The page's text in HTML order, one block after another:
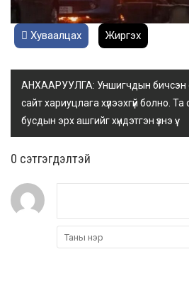
Хуваалцах Жиргэх
АНХААРУУЛГА: Уншигчдын бичсэн
сайт хариуцлага хүлээхгүй болно.
бусдын эрх ашгийг хүндэтгэн үзнэ үү.
0 cэтгэгдэлтэй